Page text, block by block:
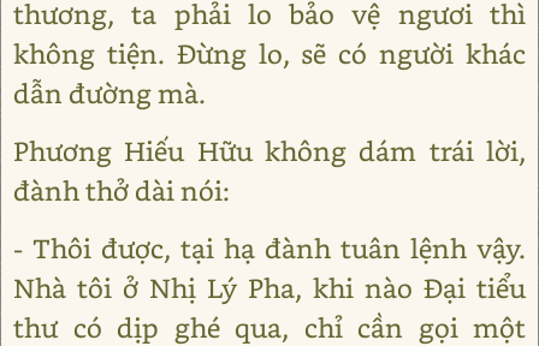
thương, ta phải lo bảo vệ ngươi thì
không tiện. Đừng lo, sẽ có người khác
dẫn đường mà.
Phương Hiếu Hữu không dám trái lời,
đành thở dài nói:
- Thôi được, tại hạ đành tuân lệnh vậy.
Nhà tôi ở Nhị Lý Pha, khi nào Đại tiểu
thư có dịp ghé qua, chỉ cần gọi một